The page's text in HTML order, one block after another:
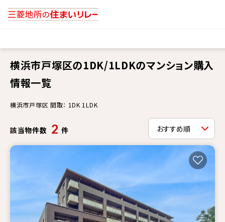
横浜市戸塚区の1DK/1LDKのマンション購入
情報一覧
横浜市戸塚区 間取： 1DK 1LDK
該当物件数 2 件